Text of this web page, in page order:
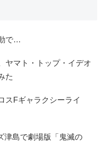
で…
ヤマト・トップ・イデオ
た
スFギャラクシーライ
津島で劇場版「鬼滅の